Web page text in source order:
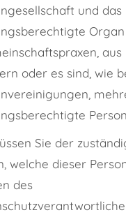
und das
Organ
aus
oder es sind, wie
Sie der
welche dieser
des